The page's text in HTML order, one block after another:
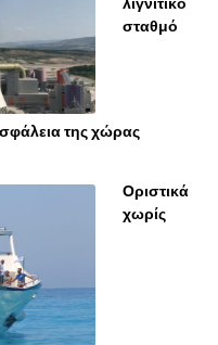
σταθμό
της χώρας
Οριστικά
χωρίς